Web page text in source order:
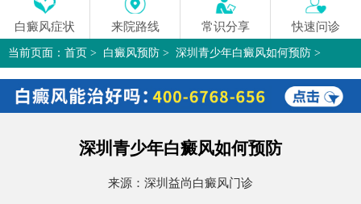
白癜风症状 来院路线 常识分享 快速问诊
当前页面： 首页 > 白癜风预防 > 深圳青少年白癜风如何预防 >
深圳青少年白癜风如何预防
来源： 深圳益尚白癜风门诊